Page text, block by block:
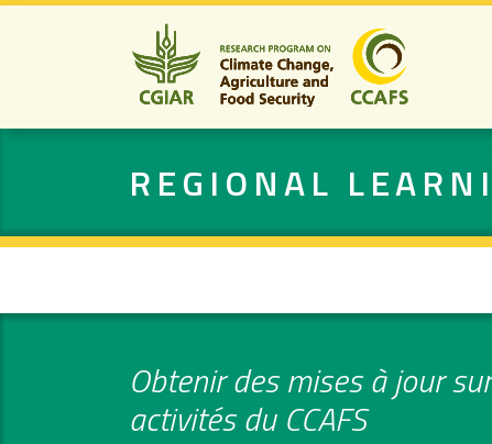
REGIONAL
Obtenir des mises à jour
activités du CCAFS